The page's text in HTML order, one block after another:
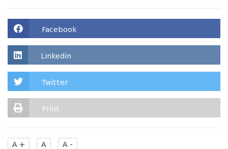
Facebook
Linkedin
Twitter
Print
A + A A -